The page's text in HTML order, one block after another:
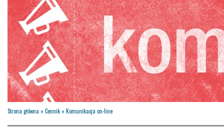
Strona główna » Cennik » Komunikacja on-line